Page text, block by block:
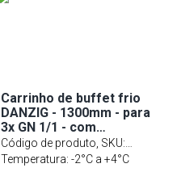
Carrinho de buffet frio
DANZIG - 1300mm - para
3x GN 1/1 - com
corre‑bandejas - Preto
Código de produto, SKU:
BWKI1300
Temperatura: -2°C a +4°C